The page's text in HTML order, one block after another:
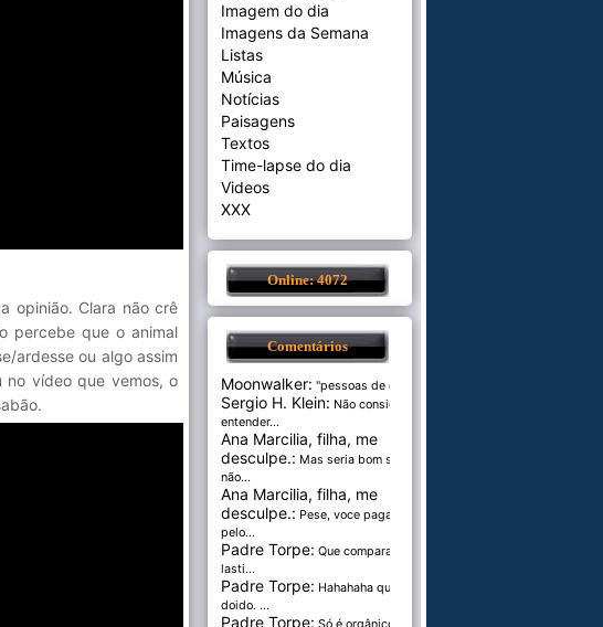
opinião. Clara não crê
percebe que o animal
ardesse ou algo assim
no vídeo que vemos, o
Imagem do dia
Imagens da Semana
Listas
Música
Notícias
Paisagens
Textos
Time-lapse do dia
Videos
XXX
Online: 4072
Comentários
Moonwalker: "pessoas de cer...
Sergio H. Klein: Não consigo
entender...
Ana Marcilia, filha, me
desculpe.: Mas seria bom se
não...
Ana Marcilia, filha, me
desculpe.: Pese, voce paga
pelo...
Padre Torpe: Que comparação
lasti...
Padre Torpe: Hahahaha que
doido. ...
Padre Torpe: